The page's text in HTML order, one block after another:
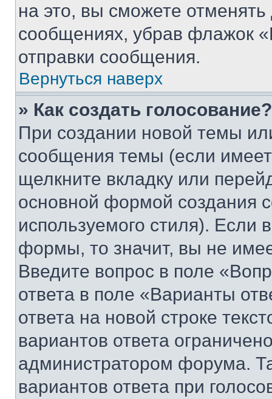
на это, вы сможете
сообщениях, убрав флажок
отправки сообщения.
Вернуться наверх
» Как создать голосование?
При создании новой темы
сообщения темы (если
щелкните вкладку или
основной формой создания
используемого стиля). Если
формы, то значит, вы не
Введите вопрос в поле
ответа в поле «Варианты
ответа на новой строке
вариантов ответа
администратором форума.
вариантов ответа при